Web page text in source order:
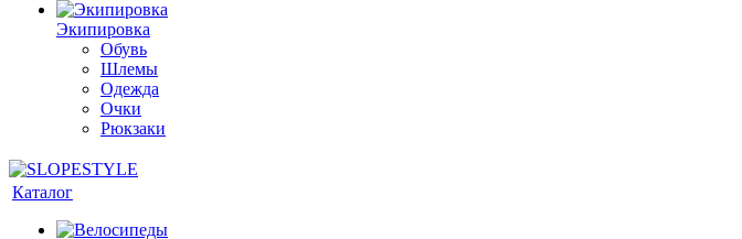
Экипировка
Обувь
Шлемы
Одежда
Очки
Рюкзаки
Каталог